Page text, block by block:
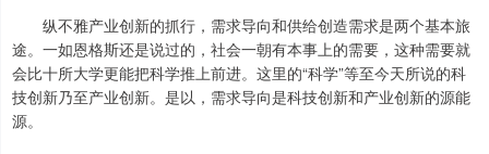
纵不雅产业创新的抓行，需求导向和供给创造需求是两个基本旅
途。一如恩格斯还是说过的，社会一朝有本事上的需要，这种需要就
会比十所大学更能把科学推上前进。这里的“科学”等至今天所说的科
技创新乃至产业创新。是以，需求导向是科技创新和产业创新的源能
源。